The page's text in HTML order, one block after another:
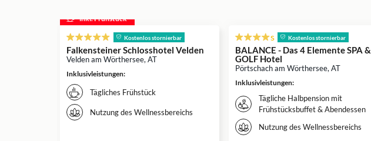
inkl. Frühstück
Kostenlos stornierbar
Falkensteiner Schlosshotel Velden
Velden am Wörthersee, AT
Inklusivleistungen:
Tägliches Frühstück
Nutzung des Wellnessbereichs
s Kostenlos stornierbar
BALANCE - Das 4 Elemente SPA &
GOLF Hotel
Pörtschach am Wörthersee, AT
Inklusivleistungen:
Tägliche Halbpension mit
Frühstücksbuffet & Abendessen
Nutzung des Wellnessbereichs